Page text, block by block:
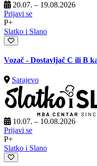
20.07. – 19.08.2026
Prijavi se
P+
Slatko i Slano
Vozač - Dostavljač C ili B
Sarajevo
10.07. – 10.08.2026
Prijavi se
P+
Slatko i Slano